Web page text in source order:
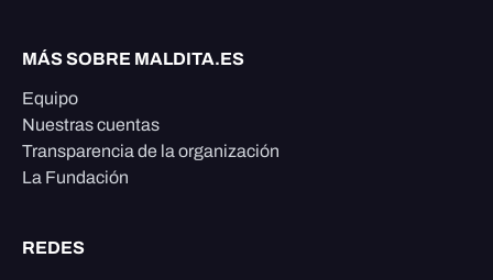
MÁS SOBRE MALDITA.ES
Equipo
Nuestras cuentas
Transparencia de la organización
La Fundación
REDES